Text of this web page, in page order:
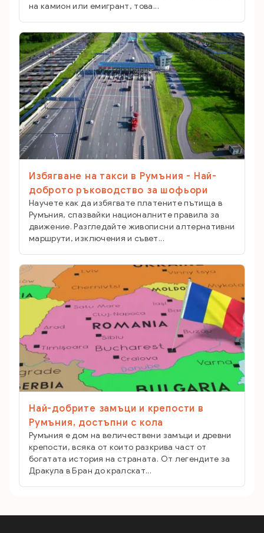
на камион или емигрант, това...
Избягване на такси в Румъния - Най-
доброто ръководство за шофьори
Научете как да избягвате платените пътища в
Румъния, спазвайки националните правила за
движение. Разгледайте живописни алтернативни
маршрути, изключения и съвет...
Най-добрите замъци и крепости в
Румъния, достъпни с кола
Румъния е дом на величествени замъци и древни
крепости, всяка от които разкрива част от
богатата история на страната. От легендите за
Дракула в Бран до кралскат...